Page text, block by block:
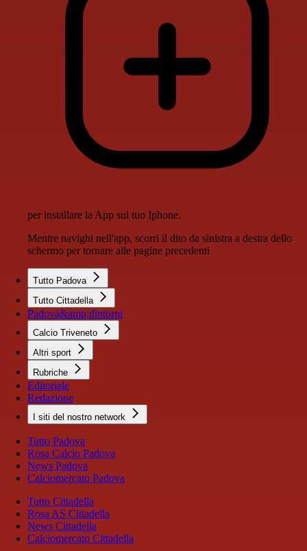
per installare la App sul tuo Iphone.
Mentre navighi nell'app, scorri il dito da sinistra a destra dello
schermo per tornare alle pagine precedenti
Tutto Padova
Tutto Cittadella
Padova&amp;dintorni
Calcio Triveneto
Altri sport
Rubriche
Editoriale
Redazione
I siti del nostro network
Tutto Padova
Rosa Calcio Padova
News Padova
Calciomercato Padova
Tutto Cittadella
Rosa AS Cittadella
News Cittadella
Calciomercato Cittadella